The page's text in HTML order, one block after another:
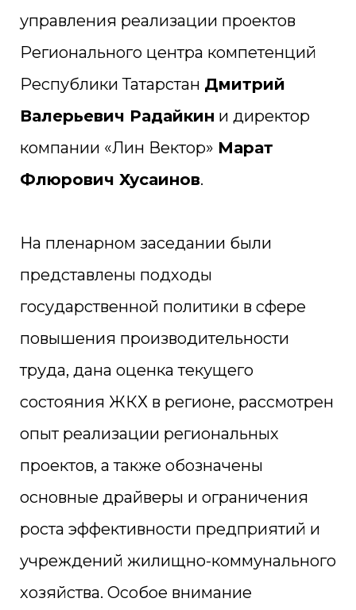
управления реализации проектов
Регионального центра компетенций
Республики Татарстан Дмитрий
Валерьевич Радайкин и директор
компании «Лин Вектор» Марат
Флюрович Хусаинов.
На пленарном заседании были
представлены подходы
государственной политики в сфере
повышения производительности
труда, дана оценка текущего
состояния ЖКХ в регионе, рассмотрен
опыт реализации региональных
проектов, а также обозначены
основные драйверы и ограничения
роста эффективности предприятий и
учреждений жилищно-коммунального
хозяйства. Особое внимание